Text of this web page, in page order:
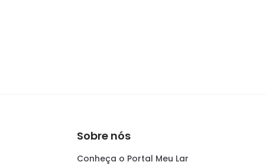
Sobre nós
Conheça o Portal Meu Lar